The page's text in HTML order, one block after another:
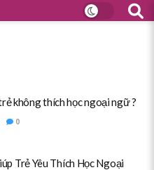
không thích học ngoại ngữ ?
0
Trẻ Yêu Thích Học Ngoại